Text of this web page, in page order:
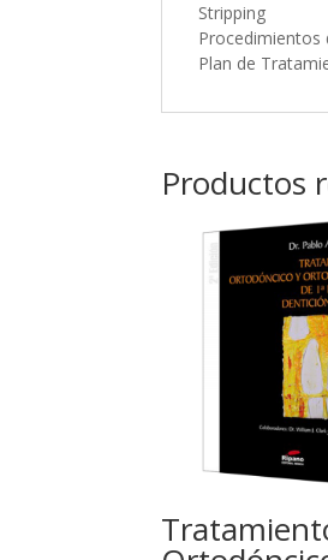
Stripping
Procedimientos
Plan de
Productos